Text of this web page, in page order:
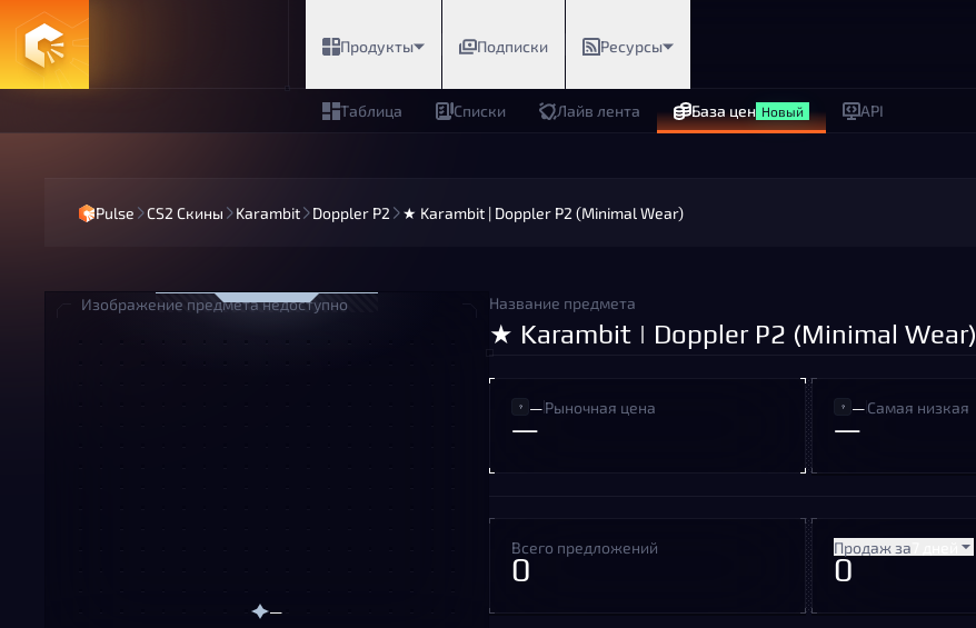
Продукты Подписки Ресурсы
Таблица Списки Лайв лента База цен Новый API
Pulse CS2 Скины Karambit Doppler P2 ★ Karambit | Doppler P2 (Minimal Wear)
Изображение предмета недоступно
—
Название предмета
★ Karambit | Doppler P2 (Minimal Wear)
—Рыночная цена
—
—Самая низкая
—
Всего предложений
0
Продаж за
0